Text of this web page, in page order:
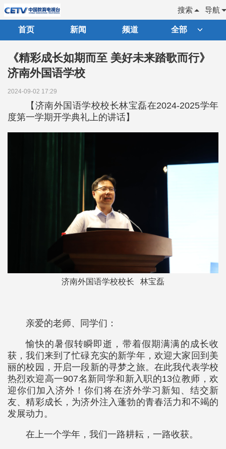
导航
搜索
首页 新闻 频道 全部
《精彩成长如期而至 美好未来踏歌而行》
济南外国语学校
2024-09-02 17:29
【 济南外国语学校校长林宝磊在2024-2025学年
度第一学期开学典礼上的讲话】
济南外国语学校校长 林宝磊
亲爱的老师、同学们：
愉快的暑假转瞬即逝，带着假期满满的成长收
获，我们来到了忙碌充实的新学年，欢迎大家回到美
丽的校园，开启一段新的寻梦之旅。在此我代表学校
热烈欢迎高一907名新同学和新入职的13位教师，欢
迎你们加入济外！你们将在济外学习新知、结交新
友、精彩成长，为济外注入蓬勃的青春活力和不竭的
发展动力。
在上一个学年，我们一路耕耘，一路收获。